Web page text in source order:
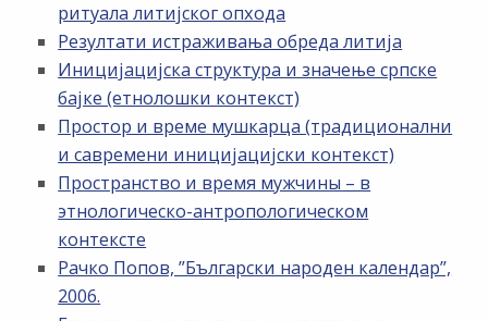
ритуала литијског опхода
Резултати истраживања обреда литија
Иницијацијска структура и значење српске
бајке (етнолошки контекст)
Простор и време мушкарца (традиционални
и савремени иницијацијски контекст)
Пространство и время мужчины – в
этнологическо-антропологическом
контексте
Рачко Попов, ”Български народен календар”,
2006.